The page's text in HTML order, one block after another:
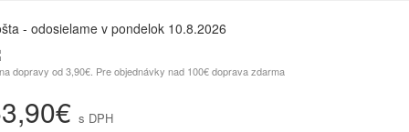
- odosielame v pondelok 10.8.2026
dopravy od 3,90€. Pre objednávky nad 100€ doprava zdarma
s DPH